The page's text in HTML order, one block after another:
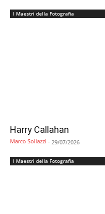
I Maestri della Fotografia
Harry Callahan
Marco Sollazzi - 29/07/2026
I Maestri della Fotografia